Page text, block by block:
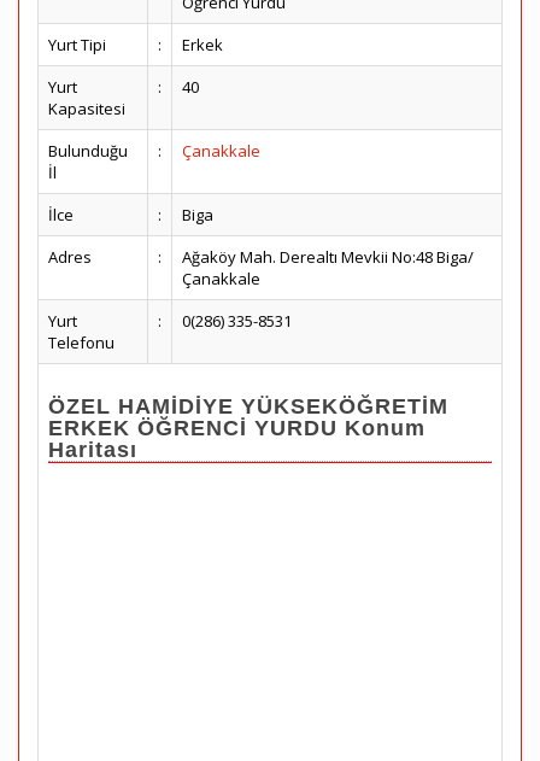
Yurt Tipi
:
Erkek
Yurt
Kapasitesi
: 40
Bulunduğu
İl
: Çanakkale
İlce :
Biga
Adres
:
Ağaköy Mah. Derealtı Mevkii No:48 Biga/
Çanakkale
Yurt
Telefonu
: 0(286) 335-8531
ÖZEL HAMİDİYE YÜKSEKÖĞRETİM
ERKEK ÖĞRENCİ YURDU Konum
Haritası